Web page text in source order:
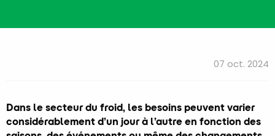
07 oct. 2024
Dans le secteur du froid, les besoins peuvent varier
considérablement d’un jour à l’autre en fonction des